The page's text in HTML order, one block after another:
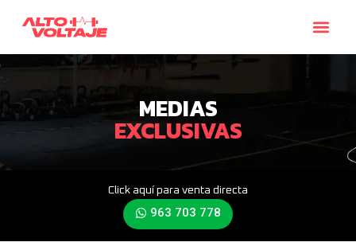
MEDIAS
EXCLUSIVAS
Click aquí para venta directa
963 703 778